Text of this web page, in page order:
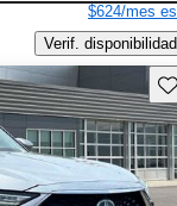
$624/mes
Verif. disponibilidad